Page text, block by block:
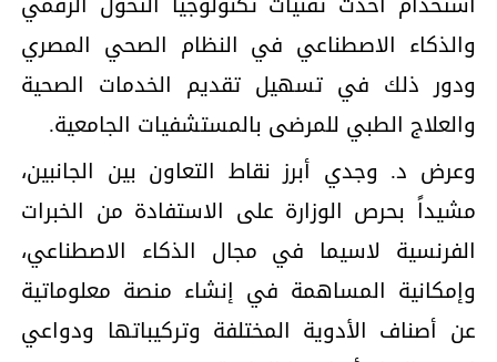
والذكاء الاصطناعي في النظام الصحي المصري
ودور ذلك في تسهيل تقديم الخدمات الصحية
والعلاج الطبي للمرضى بالمستشفيات الجامعية.
وعرض د. وجدي أبرز نقاط التعاون بين الجانبين،
مشيداً بحرص الوزارة على الاستفادة من الخبرات
الفرنسية لاسيما في مجال الذكاء الاصطناعي،
وإمكانية المساهمة في إنشاء منصة معلوماتية
عن أصناف الأدوية المختلفة وتركيباتها ودواعي